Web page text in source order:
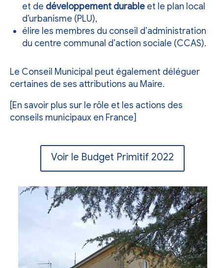
et de développement durable et le plan local
d’urbanisme (PLU),
élire les membres du conseil d’administration
du centre communal d’action sociale (CCAS).
Le Conseil Municipal peut également déléguer
certaines de ses attributions au Maire.
[En savoir plus sur le rôle et les actions des
conseils municipaux en France]
Voir le Budget Primitif 2022